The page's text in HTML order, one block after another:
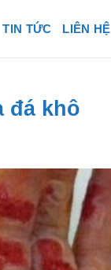
TIN TỨC LIÊN HỆ
đá khô